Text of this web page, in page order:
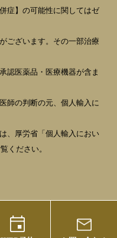
症】の可能性に関してはゼ
ございます。その一部治療
認医薬品・医療機器が含ま
師の判断の元、個人輸入に
、厚労省「個人輸入におい
ください。